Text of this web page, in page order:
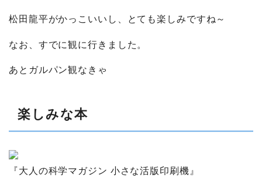
松田龍平がかっこいいし、とても楽しみですね～
なお、すでに観に行きました。
あとガルパン観なきゃ
楽しみな本
『大人の科学マガジン 小さな活版印刷機』